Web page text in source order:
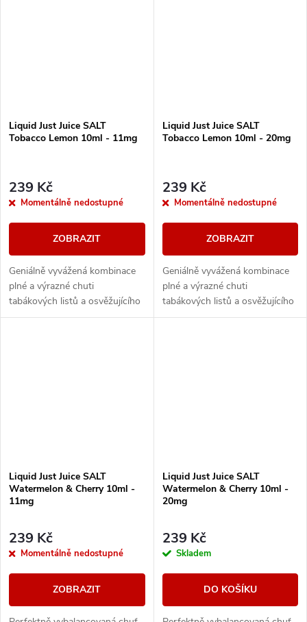
Liquid Just Juice SALT
Tobacco Lemon 10ml - 11mg
239 Kč
Momentálně nedostupné
ZOBRAZIT
Geniálně vyvážená kombinace
plné a výrazné chuti
tabákových listů a osvěžujícího
nakyslého citronu.
Liquid Just Juice SALT
Tobacco Lemon 10ml - 20mg
239 Kč
Momentálně nedostupné
ZOBRAZIT
Geniálně vyvážená kombinace
plné a výrazné chuti
tabákových listů a osvěžujícího
nakyslého citronu.
Liquid Just Juice SALT
Watermelon & Cherry 10ml -
11mg
239 Kč
Momentálně nedostupné
ZOBRAZIT
Liquid Just Juice SALT
Watermelon & Cherry 10ml -
20mg
239 Kč
Skladem
DO KOŠÍKU